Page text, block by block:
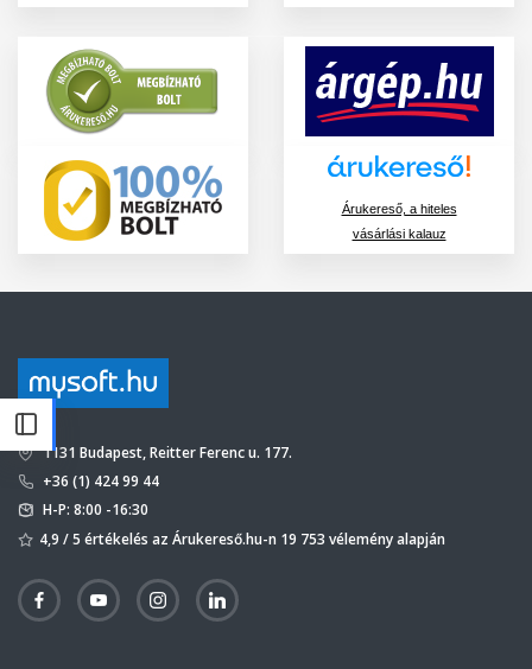
Árukereső, a hiteles
vásárlási kalauz
1131 Budapest, Reitter Ferenc u. 177.
+36 (1) 424 99 44
H-P: 8:00 -16:30
4,9 / 5 értékelés az Árukereső.hu-n 19 753 vélemény alapján